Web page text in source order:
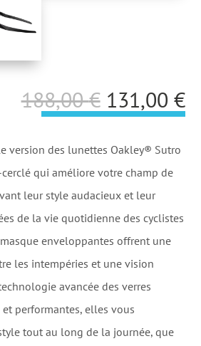
188,00€ Le
prix
initial
était :
188,00 €.
131,00 €
version des lunettes Oakley® Sutro
qui améliore votre champ de
leur style audacieux et leur
de la vie quotidienne des cyclistes
enveloppantes offrent une
les intempéries et une vision
avancée des verres
performantes, elles vous
tout au long de la journée, que